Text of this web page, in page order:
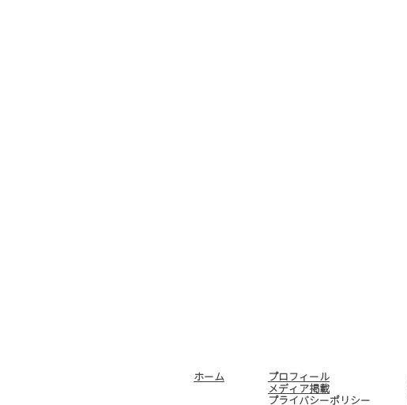
ホーム
プロフィール
メディア掲載
プライバシーポリシー